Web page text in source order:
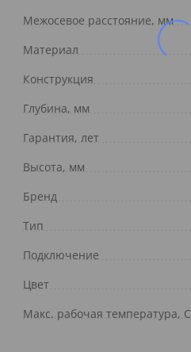
Межосевое расстояние, мм
Материал
Конструкция
Глубина, мм
Гарантия, лет
Высота, мм
Бренд
Тип
Подключение
Цвет
Макс. рабочая температура, С